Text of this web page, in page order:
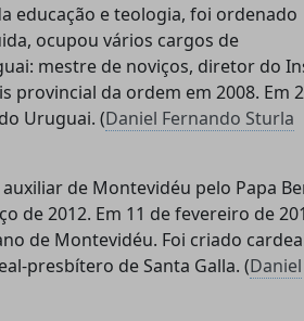
educação e teologia, foi ordenado
ocupou vários cargos de
mestre de noviços, diretor do
provincial da ordem em 2008. Em
Uruguai. (Daniel Fernando Sturla
de Montevidéu pelo Papa
de 2012. Em 11 de fevereiro de
de Montevidéu. Foi criado
presbítero de Santa Galla. (Daniel